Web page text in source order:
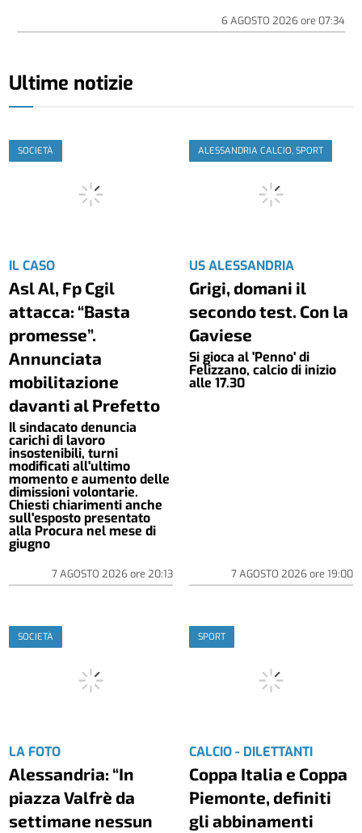
6 AGOSTO 2026ore 07:34
Ultime notizie
SOCIETÀ
IL CASO
Asl Al, Fp Cgil
attacca: “Basta
promesse”.
Annunciata
mobilitazione
davanti al Prefetto
Il sindacato denuncia
carichi di lavoro
insostenibili, turni
modificati all'ultimo
momento e aumento delle
dimissioni volontarie.
Chiesti chiarimenti anche
sull'esposto presentato
alla Procura nel mese di
giugno
7 AGOSTO 2026ore 20:13
ALESSANDRIA CALCIO, SPORT
US ALESSANDRIA
Grigi, domani il
secondo test. Con la
Gaviese
Si gioca al 'Penno' di
Felizzano, calcio di inizio
alle 17.30
7 AGOSTO 2026ore 19:00
SOCIETÀ
LA FOTO
Alessandria: “In
piazza Valfrè da
settimane nessun
SPORT
CALCIO - DILETTANTI
Coppa Italia e Coppa
Piemonte, definiti
gli abbinamenti